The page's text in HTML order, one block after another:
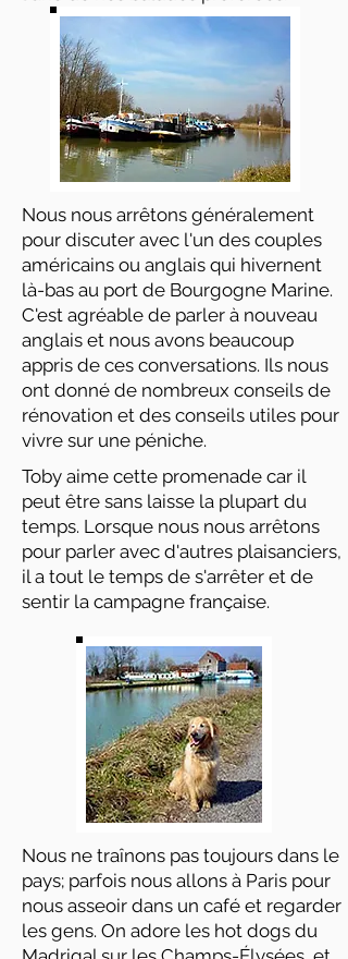
Nous nous arrêtons généralement
pour discuter avec l'un des couples
américains ou anglais qui hivernent
là-bas au port de Bourgogne Marine.
C'est agréable de parler à nouveau
anglais et nous avons beaucoup
appris de ces conversations. Ils nous
ont donné de nombreux conseils de
rénovation et des conseils utiles pour
vivre sur une péniche.
Toby aime cette promenade car il
peut être sans laisse la plupart du
temps. Lorsque nous nous arrêtons
pour parler avec d'autres plaisanciers,
il a tout le temps de s'arrêter et de
sentir la campagne française.
Nous ne traînons pas toujours dans le
pays; parfois nous allons à Paris pour
nous asseoir dans un café et regarder
les gens. On adore les hot dogs du